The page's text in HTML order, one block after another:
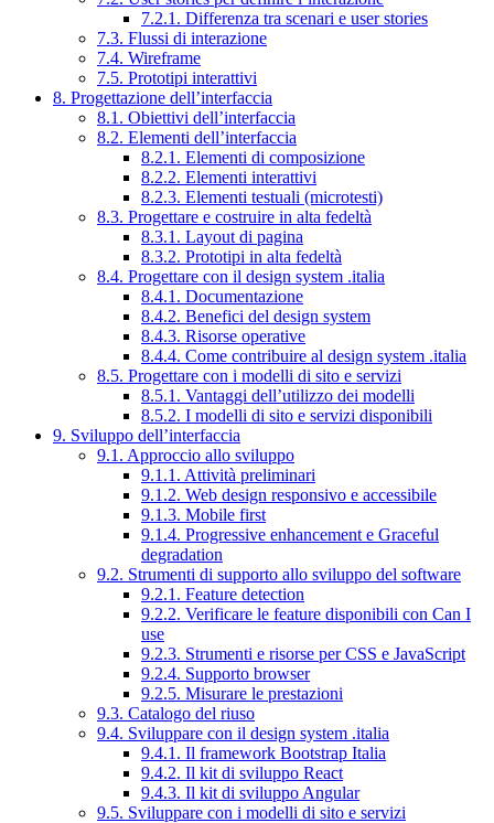
7.2.1. Differenza tra scenari e user stories
7.3. Flussi di interazione
7.4. Wireframe
7.5. Prototipi interattivi
8. Progettazione dell’interfaccia
8.1. Obiettivi dell’interfaccia
8.2. Elementi dell’interfaccia
8.2.1. Elementi di composizione
8.2.2. Elementi interattivi
8.2.3. Elementi testuali (microtesti)
8.3. Progettare e costruire in alta fedeltà
8.3.1. Layout di pagina
8.3.2. Prototipi in alta fedeltà
8.4. Progettare con il design system .italia
8.4.1. Documentazione
8.4.2. Benefici del design system
8.4.3. Risorse operative
8.4.4. Come contribuire al design system .italia
8.5. Progettare con i modelli di sito e servizi
8.5.1. Vantaggi dell’utilizzo dei modelli
8.5.2. I modelli di sito e servizi disponibili
9. Sviluppo dell’interfaccia
9.1. Approccio allo sviluppo
9.1.1. Attività preliminari
9.1.2. Web design responsivo e accessibile
9.1.3. Mobile first
9.1.4. Progressive enhancement e Graceful
degradation
9.2. Strumenti di supporto allo sviluppo del software
9.2.1. Feature detection
9.2.2. Verificare le feature disponibili con Can I
use
9.2.3. Strumenti e risorse per CSS e JavaScript
9.2.4. Supporto browser
9.2.5. Misurare le prestazioni
9.3. Catalogo del riuso
9.4. Sviluppare con il design system .italia
9.4.1. Il framework Bootstrap Italia
9.4.2. Il kit di sviluppo React
9.4.3. Il kit di sviluppo Angular
9.5. Sviluppare con i modelli di sito e servizi